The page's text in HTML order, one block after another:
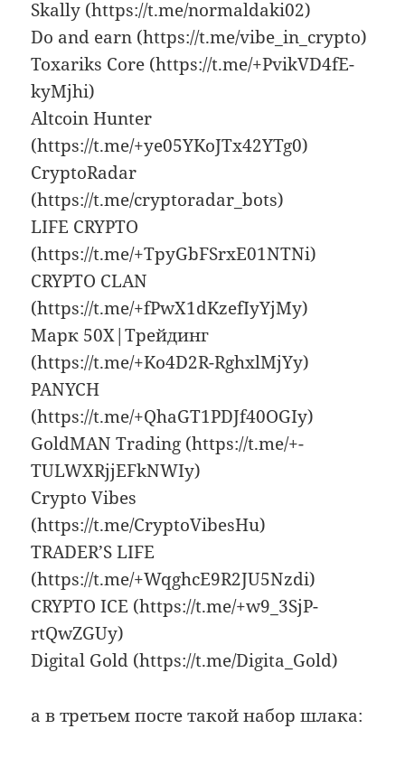
Skally (https://t.me/normaldaki02)
Do and earn (https://t.me/vibe_in_crypto)
Toxariks Core (https://t.me/+PvikVD4fE-
kyMjhi)
Altcoin Hunter
(https://t.me/+ye05YKoJTx42YTg0)
CryptoRadar
(https://t.me/cryptoradar_bots)
LIFE CRYPTO
(https://t.me/+TpyGbFSrxE01NTNi)
CRYPTO CLAN
(https://t.me/+fPwX1dKzefIyYjMy)
Марк 50X|Трейдинг
(https://t.me/+Ko4D2R-RghxlMjYy)
PANYCH
(https://t.me/+QhaGT1PDJf40OGIy)
GoldMAN Trading (https://t.me/+-
TULWXRjjEFkNWIy)
Crypto Vibes
(https://t.me/CryptoVibesHu)
TRADER’S LIFE
(https://t.me/+WqghcE9R2JU5Nzdi)
CRYPTO ICE (https://t.me/+w9_3SjP-
rtQwZGUy)
Digital Gold (https://t.me/Digita_Gold)
а в третьем посте такой набор шлака: